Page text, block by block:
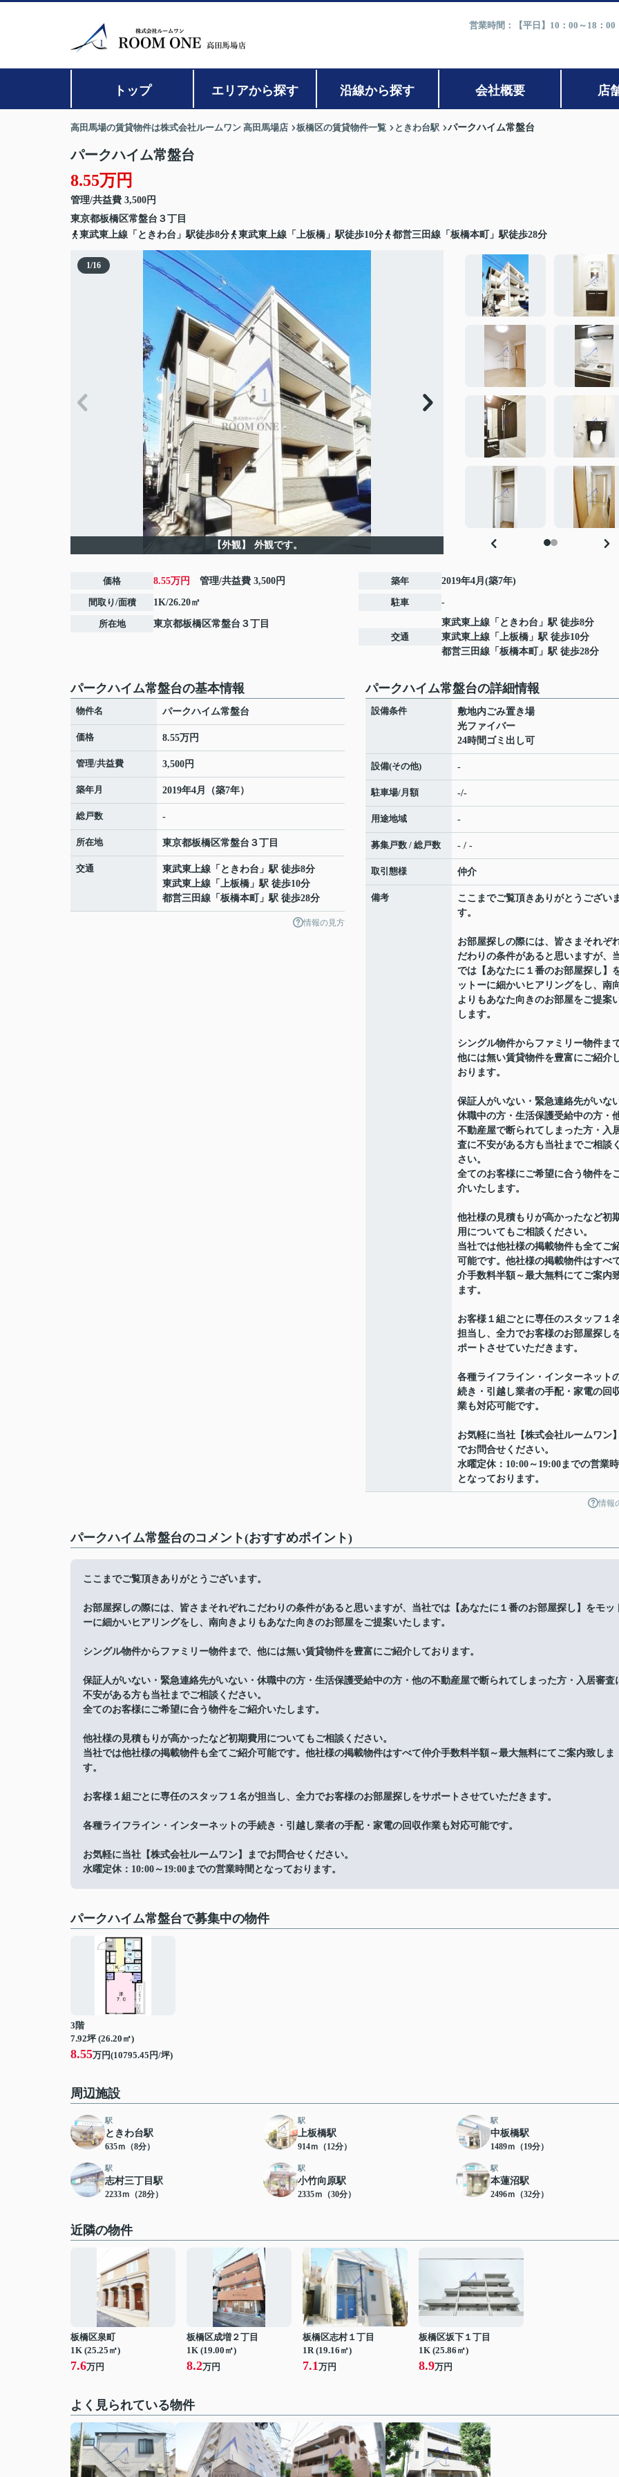
営業時間：【平日】10：00～18：
トップ エリアから探す 沿線から探す 会社概要 店
高田馬場の賃貸物件は株式会社ルームワン 高田馬場店 板橋区の賃貸物件一覧 ときわ台駅 パークハイム常盤台
パークハイム常盤台
8.55万円
管理/共益費 3,500円
東京都板橋区常盤台 ３丁目
東武東上線「ときわ台」駅徒歩8分
東武東上線「上板橋」駅徒歩10分 都営三田線「板橋本町」駅徒歩28分
1/16
【外観】 外観です。
価格 8.55万円 管理/共益費 3,500円
間取り/面積 1K/26.20㎡
所在地 東京都板橋区常盤台 ３丁目
築年 2019年4月(築7年)
駐車 -
交通
東武東上線 「 ときわ台 」駅 徒歩8分
東武東上線 「 上板橋 」駅 徒歩10分
都営三田線 「 板橋本町 」駅 徒歩28分
パークハイム常盤台の基本情報
物件名 パークハイム常盤台
価格 8.55万円
管理/共益費 3,500円
築年月 2019年4月（築7年）
総戸数 -
所在地 東京都板橋区常盤台 ３丁目
交通 東武東上線 「 ときわ台 」駅 徒歩8分
東武東上線 「 上板橋 」駅 徒歩10分
都営三田線 「 板橋本町 」駅 徒歩28分
情報の見方
パークハイム常盤台の詳細情報
設備条件
敷地内ごみ置き場
光ファイバー
24時間ゴミ出し可
設備(その他) -
駐車場/月額 -/-
用途地域 -
募集戸数 / 総戸数 - / -
取引態様 仲介
備考
ここまでご覧頂きありがとうござい
す。
お部屋探しの際には、皆さまそれぞ
だわりの条件があると思いますが、
では【あなたに１番のお部屋探し】
ットーに細かいヒアリングをし、南
よりもあなた向きのお部屋をご提案
します。
シングル物件からファミリー物件ま
他には無い賃貸物件を豊富にご紹介
おります。
保証人がいない・緊急連絡先がいな
休職中の方・生活保護受給中の方・
不動産屋で断られてしまった方・入
査に不安がある方も当社までご相談
さい。
全てのお客様にご希望に合う物件を
介いたします。
他社様の見積もりが高かったなど初
用についてもご相談ください。
当社では他社様の掲載物件も全てご
可能です。他社様の掲載物件はすべ
介手数料半額～最大無料にてご案内
ます。
お客様１組ごとに専任のスタッフ１
担当し、全力でお客様のお部屋探し
ポートさせていただきます。
各種ライフライン・インターネット
続き・引越し業者の手配・家電の回
業も対応可能です。
お気軽に当社【株式会社ルームワン
でお問合せください。
水曜定休：10:00～19:00までの営業
となっております。
情報
パークハイム常盤台のコメント(おすすめポイント)
ここまでご覧頂きありがとうございます。
お部屋探しの際には、皆さまそれぞれこだわりの条件があると思いますが、当社では【あなたに１番のお部屋探し】をモッ
ーに細かいヒアリングをし、南向きよりもあなた向きのお部屋をご提案いたします。
シングル物件からファミリー物件まで、他には無い賃貸物件を豊富にご紹介しております。
保証人がいない・緊急連絡先がいない・休職中の方・生活保護受給中の方・他の不動産屋で断られてしまった方・入居審査
不安がある方も当社までご相談ください。
全てのお客様にご希望に合う物件をご紹介いたします。
他社様の見積もりが高かったなど初期費用についてもご相談ください。
当社では他社様の掲載物件も全てご紹介可能です。他社様の掲載物件はすべて仲介手数料半額～最大無料にてご案内致しま
す。
お客様１組ごとに専任のスタッフ１名が担当し、全力でお客様のお部屋探しをサポートさせていただきます。
各種ライフライン・インターネットの手続き・引越し業者の手配・家電の回収作業も対応可能です。
お気軽に当社【株式会社ルームワン】までお問合せください。
水曜定休：10:00～19:00までの営業時間となっております。
パークハイム常盤台で募集中の物件
3階
7.92坪 (26.20㎡)
8.55万円(10795.45円/坪)
周辺施設
駅
ときわ台駅
635ｍ（8分）
駅
上板橋駅
914ｍ（12分）
駅
中板橋駅
1489ｍ（19分）
駅
志村三丁目駅
2233ｍ（28分）
駅
小竹向原駅
2335ｍ（30分）
駅
本蓮沼駅
2496ｍ（32分）
近隣の物件
板橋区泉町
1K (25.25㎡)
7.6万円
板橋区成増２丁目
1K (19.00㎡)
8.2万円
板橋区志村１丁目
1R (19.16㎡)
7.1万円
板橋区坂下１丁目
1K (25.86㎡)
8.9万円
よく見られている物件